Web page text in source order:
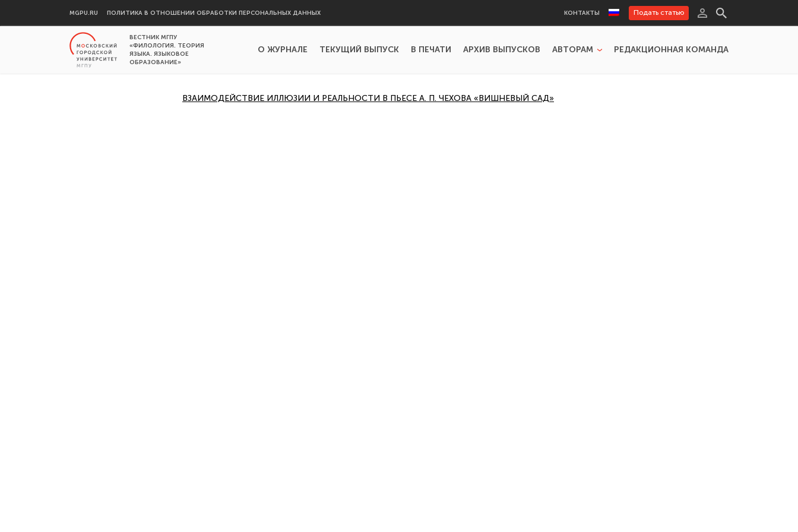
MGPU.RU ПОЛИТИКА В ОТНОШЕНИИ ОБРАБОТКИ ПЕРСОНАЛЬНЫХ ДАННЫХ КОНТАКТЫ Подать статью
ВЕСТНИК МГПУ
«ФИЛОЛОГИЯ. ТЕОРИЯ
ЯЗЫКА. ЯЗЫКОВОЕ
ОБРАЗОВАНИЕ»
О ЖУРНАЛЕ ТЕКУЩИЙ ВЫПУСК В ПЕЧАТИ АРХИВ ВЫПУСКОВ АВТОРАМ РЕДАКЦИОННАЯ КОМАНДА
ВЗАИМОДЕЙСТВИЕ ИЛЛЮЗИИ И РЕАЛЬНОСТИ В ПЬЕСЕ А. П. ЧЕХОВА «ВИШНЕВЫЙ САД»